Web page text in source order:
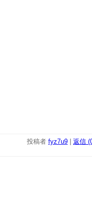
投稿者 fyz7u9 返信